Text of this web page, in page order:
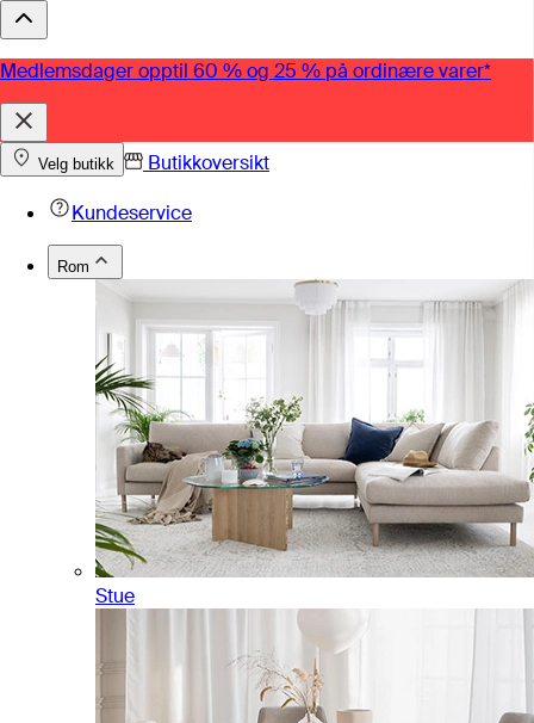
Medlemsdager opptil 60 % og 25 % på ordinære varer*
Velg butikk
Butikkoversikt
Kundeservice
Rom
Stue